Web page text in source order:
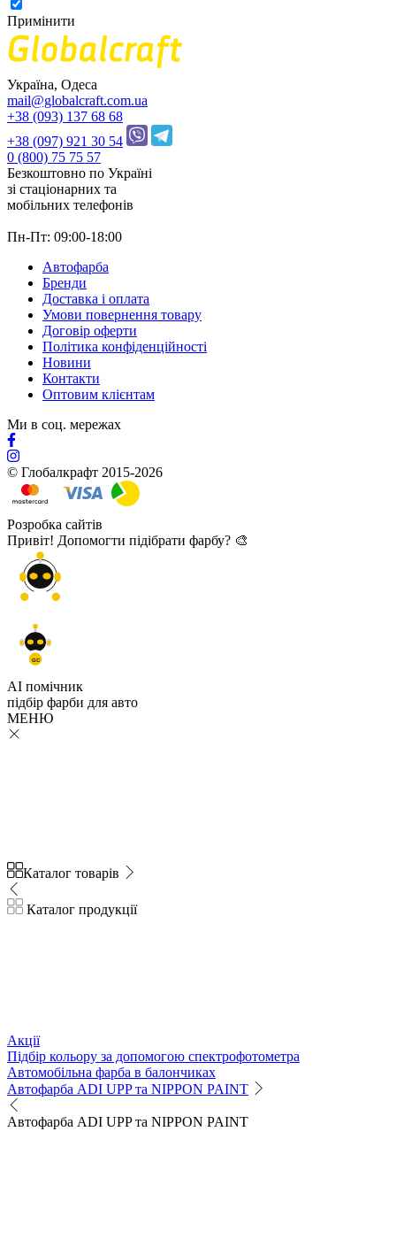
Примінити
Україна, Одеса
mail@globalcraft.com.ua
+38 (093) 137 68 68
+38 (097) 921 30 54
0 (800) 75 75 57
Безкоштовно по Україні
зі стацiонарних та
мобільних телефонів
Пн-Пт: 09:00-18:00
Автофарба
Бренди
Доставка і оплата
Умови повернення товару
Договір оферти
Політика конфіденційності
Новини
Контакти
Оптовим клієнтам
Ми в соц. мережах
© Глобалкрафт 2015-2026
Розробка сайтів
Привіт! Допомогти підібрати фарбу? 🎨
GC
AI помічник
підбір фарби для авто
МЕНЮ
Каталог товарів
Каталог продукції
Акції
Підбір кольору за допомогою спектрофотометра
Автомобільна фарба в балончиках
Автофарба ADI UPP та NIPPON PAINT
Автофарба ADI UPP та NIPPON PAINT